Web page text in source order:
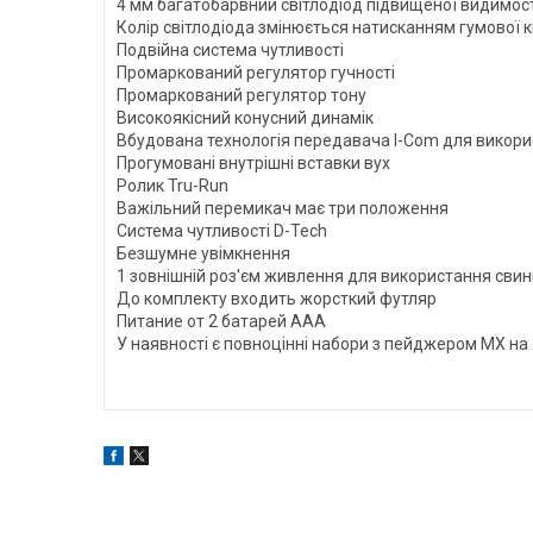
4 мм багатобарвний світлодіод підвищеної
Колір світлодіода змінюється натисканням гумової
Подвійна система чутливості
Промаркований регулятор гучності
Промаркований регулятор тону
Високоякісний конусний динамік
Вбудована технологія передавача I-Com для
Прогумовані внутрішні вставки вух
Ролик Tru-Run
Важільний перемикач має три положення
Система чутливості D-Tech
Безшумне увімкнення
1 зовнішній роз'єм живлення для використання
До комплекту входить жорсткий футляр
Питание от 2 батарей ААА
У наявності є повноцінні набори з пейджером MX